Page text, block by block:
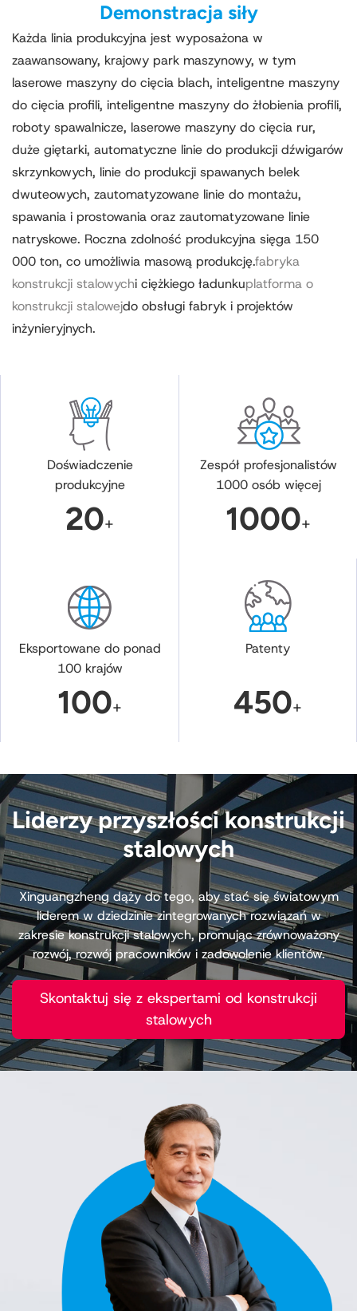
Demonstracja siły
Każda linia produkcyjna jest wyposażona w
zaawansowany, krajowy park maszynowy, w tym
laserowe maszyny do cięcia blach, inteligentne maszyny
do cięcia profili, inteligentne maszyny do żłobienia profili,
roboty spawalnicze, laserowe maszyny do cięcia rur,
duże giętarki, automatyczne linie do produkcji dźwigarów
skrzynkowych, linie do produkcji spawanych belek
dwuteowych, zautomatyzowane linie do montażu,
spawania i prostowania oraz zautomatyzowane linie
natryskowe. Roczna zdolność produkcyjna sięga 150
000 ton, co umożliwia masową produkcję.fabryka
konstrukcji stalowychi ciężkiego ładunkuplatforma o
konstrukcji stalowejdo obsługi fabryk i projektów
inżynieryjnych.
Doświadczenie
produkcyjne
20+
Zespół profesjonalistów
1000 osób więcej
1000+
Eksportowane do ponad
100 krajów
100+
Patenty
450+
Liderzy przyszłości konstrukcji
stalowych
Xinguangzheng dąży do tego, aby stać się światowym
liderem w dziedzinie zintegrowanych rozwiązań w
zakresie konstrukcji stalowych, promując zrównoważony
rozwój, rozwój pracowników i zadowolenie klientów.
Skontaktuj się z ekspertami od konstrukcji
stalowych